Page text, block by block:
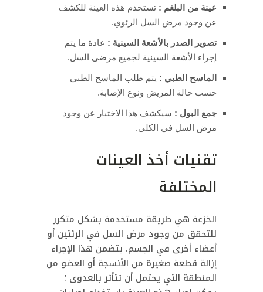
عينة من البلغم : تستخدم هذه العينة للكشف
عن وجود مرض السل الرئوي.
تصوير الصدر بالأشعة السينية : عادة ما يتم
إجراء الأشعة السينية لجميع مرضى السل.
الماسح الطبي : يتم طلب الماسح الطبي
حسب حالة المريض ونوع الإصابة.
جمع البول : سيكشف هذا الاختبار عن وجود
مرض السل في الكلى.
تقنيات أخذ العينات
المختلفة
الخزعة هي طريقة مستخدمة بشكل متكرر
للتحقق من وجود مرض السل في الرئتين أو
أعضاء أخرى في الجسم. يتضمن هذا الإجراء
إزالة قطعة صغيرة من الأنسجة أو العضو من
المنطقة التي يحتمل أن تتأثر بالعدوى ؛